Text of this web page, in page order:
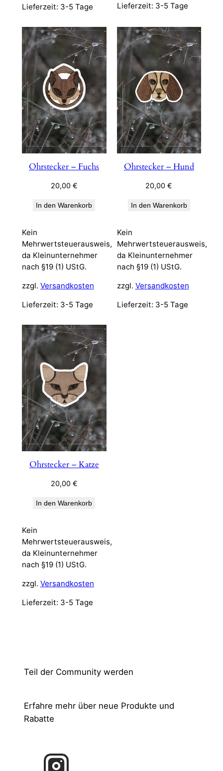
Lieferzeit: 3-5 Tage Lieferzeit: 3-5 Tage
Ohrstecker – Fuchs
20,00 €
In den Warenkorb
Kein
Mehrwertsteuerausweis,
da Kleinunternehmer
nach §19 (1) UStG.
zzgl. Versandkosten
Lieferzeit: 3-5 Tage
Ohrstecker – Hund
20,00€
In den Warenkorb
Kein
Mehrwertsteuerausweis,
da Kleinunternehmer
nach §19 (1) UStG.
zzgl. Versandkosten
Lieferzeit: 3-5 Tage
Ohrstecker – Katze
20,00 €
In den Warenkorb
Kein
Mehrwertsteuerausweis,
da Kleinunternehmer
nach §19 (1) UStG.
zzgl. Versandkosten
Lieferzeit: 3-5 Tage
Teil der Community werden
Erfahre mehr über neue Produkte und
Rabatte